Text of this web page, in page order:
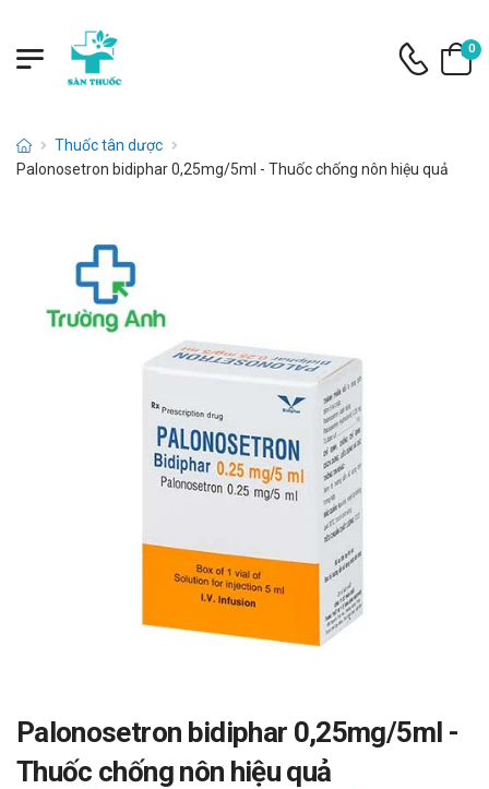
0
Thuốc tân dược
Palonosetron bidiphar 0,25mg/5ml - Thuốc chống nôn hiệu quả
Palonosetron bidiphar 0,25mg/5ml -
Thuốc chống nôn hiệu quả